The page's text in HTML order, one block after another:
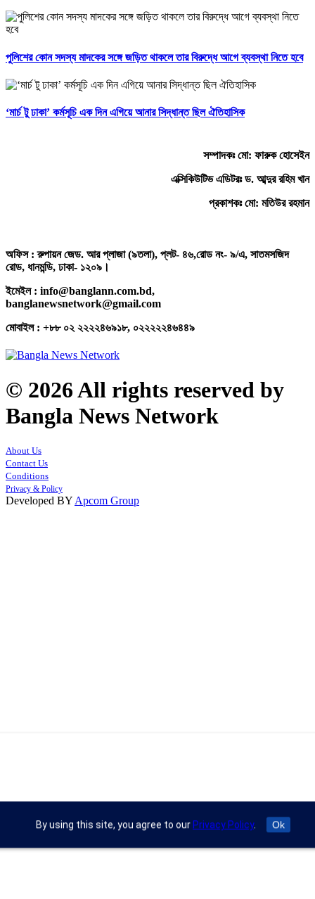
পুলিশের কোন সদস্য মাদকের সঙ্গে জড়িত থাকলে তার বিরুদ্ধে আগে ব্যবস্থা নিতে হবে
‘মার্চ টু ঢাকা’ কর্মসূচি এক দিন এগিয়ে আনার সিদ্ধান্ত ছিল ঐতিহাসিক
সম্পাদকঃ মো: ফারুক হোসেইন
এক্সিকিউটিভ এডিটরঃ ড. আব্দুর রহিম খান
প্রকাশকঃ মো: মতিউর রহমান
অফিস : রুপায়ন জেড. আর প্লাজা (৯তলা), প্লট- ৪৬,রোড নং- ৯/এ, সাতমসজিদ
রোড, ধানমন্ডি, ঢাকা- ১২০৯।
ইমেইল : info@banglann.com.bd,
banglanewsnetwork@gmail.com
মোবাইল : +৮৮ ০২ ২২২২৪৬৯১৮, ০২২২২২৪৬৪৪৯
© 2026 All rights reserved by
Bangla News Network
About Us
Contact Us
Conditions
Privacy & Policy
Developed BY Apcom Group
By using this site, you agree to our Privacy Policy. Ok